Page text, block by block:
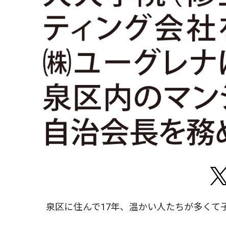
泉区に住んで17年、温かい人たちが多くて